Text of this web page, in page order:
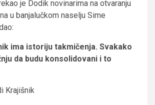
je Dodik novinarima na otvaranju
u banjalučkom naselju Sime
ima istoriju takmičenja. Svakako
da budu konsolidovani i to
Krajišnik